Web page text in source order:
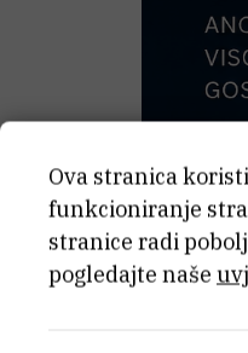
Ova stranica
funkcioniranje
stranice radi
pogledajte naše